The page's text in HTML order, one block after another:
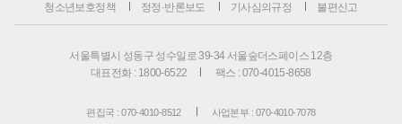
청소년보호정책 정정·반론보도 기사심의규정 불편신고
서울특별시 성동구 성수일로 39-34 서울숲더스페이스 12층
대표전화 : 1800-6522
팩스 : 070-4015-8658
편집국 : 070-4010-8512 사업본부 : 070-4010-7078